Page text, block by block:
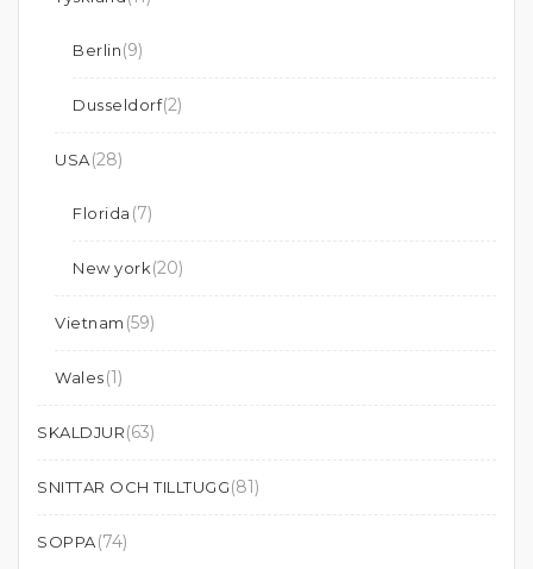
Berlin(9)
Dusseldorf(2)
USA(28)
Florida (7)
New york(20)
Vietnam (59)
Wales(1)
SKALDJUR(63)
SNITTAR OCH TILLTUGG(81)
SOPPA(74)